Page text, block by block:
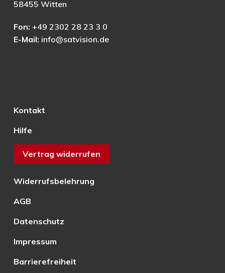
58455 Witten
Fon: +49 2302 28 23 3 0
E-Mail: info@satvision.de
Kontakt
Hilfe
Vertrag widerrufen
Widerrufsbelehrung
AGB
Datenschutz
Impressum
Barrierefreiheit